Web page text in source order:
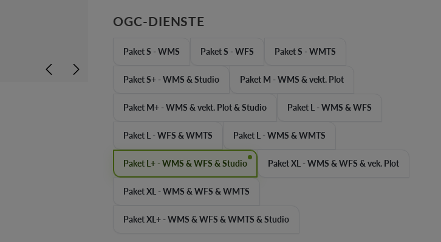
OGC-DIENSTE
Paket S - WMS Paket S - WFS Paket S - WMTS
Paket S+ - WMS & Studio Paket M - WMS & vekt. Plot
Paket M+ - WMS & vekt. Plot & Studio Paket L - WMS & WFS
Paket L - WFS & WMTS Paket L - WMS & WMTS
Paket L+ - WMS & WFS & Studio Paket XL - WMS & WFS & vek. Plot
Paket XL - WMS & WFS & WMTS
Paket XL+ - WMS & WFS & WMTS & Studio